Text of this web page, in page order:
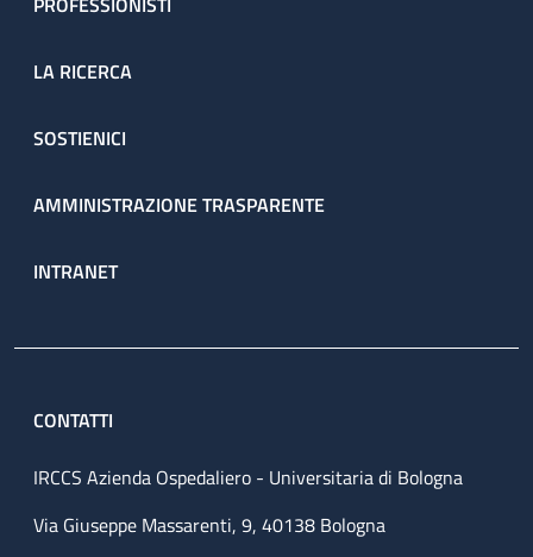
LA RICERCA
SOSTIENICI
AMMINISTRAZIONE TRASPARENTE
INTRANET
CONTATTI
IRCCS Azienda Ospedaliero - Universitaria di Bologna
Via Giuseppe Massarenti, 9, 40138 Bologna